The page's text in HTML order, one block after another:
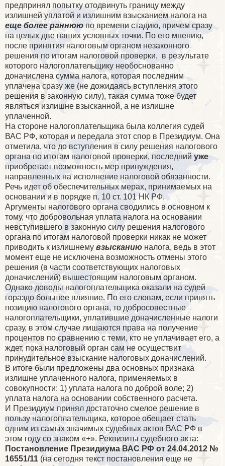
предпринял попытку отодвинуть границу между
излишней уплатой и излишним взысканием налога на
еще более раннюю по времени стадию, причем сразу
на целых две наших условных точки. По его мнению,
после принятия налоговым органом незаконного
решения по итогам налоговой проверки, в результате
которого налогоплательщику необоснованно
доначислена сумма налога, которая последним
уплачена сразу же (не дожидаясь вступления этого
решения в законную силу), такая сумма тоже будет
являться излишне взысканной, а не излишне
уплаченной.
На стороне налогоплательщика была коллегия судей
ВАС РФ, которая и передала этот спор в Президиум. Она
отметила, что до вступления в силу решения налогового
органа по итогам налоговой проверки, последний уже
приобретает возможность мер принуждения,
направленных на исполнение налоговой обязанности.
Речь идет об обеспечительных мерах, принимаемых на
основании и в порядке п. 10 ст. 101 НК РФ.
Аргументы налогового органа сводились в основном к
тому, что добровольная уплата налога на основании
невступившего в законную силу решения налогового
органа по итогам налоговой проверки никак не может
приводить к излишнему взысканию налога, ведь в этот
момент еще не исключена возможность отмены этого
решения (в части соответствующих налоговых
доначислений) вышестоящим налоговым органом.
Однако доводы налогоплательщика оказали на судей
гораздо большее влияние. По его словам, если принять
позицию налогового органа, то добросовестные
налогоплательщики, уплатившие доначисленные налоги
сразу, в этом случае лишаются права на получение
процентов по сравнению с теми, кто не уплачивает его, а
ждет, пока налоговый орган сам не осуществит
принудительное взыскание налоговых доначислений.
В итоге были предложены два основных признака
излишне уплаченного налога, применяемых в
совокупности: 1) уплата налога по доброй воле; 2)
уплата налога на основании собственного расчета.
И Президиум принял достаточно смелое решение в
пользу налогоплательщика, которое обещает стать
одним из самых значимых судебных актов ВАС РФ в
этом году со знаком «+». Реквизиты судебного акта:
Постановление Президиума ВАС РФ от 24.04.2012 №
16551/11 (на сегодня текст постановления еще не